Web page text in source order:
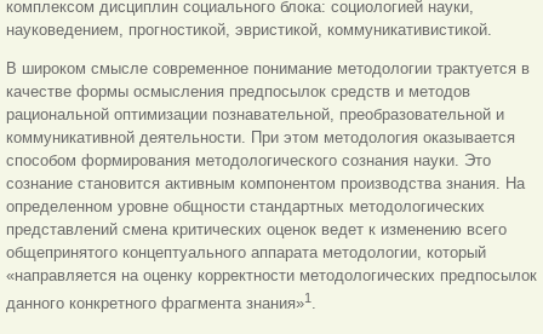
комплексом дисциплин социального блока: социологией науки,
науковедением, прогностикой, эвристикой, коммуникативистикой.
В широком смысле современное понимание методологии трактуется в
качестве формы осмысления предпосылок средств и методов
рациональной оптимизации познавательной, преобразовательной и
коммуникативной деятельности. При этом методология оказывается
способом формирования методологического сознания науки. Это
сознание становится активным компонентом производства знания. На
определенном уровне общности стандартных методологических
представлений смена критических оценок ведет к изменению всего
общепринятого концептуального аппарата методологии, который
«направляется на оценку корректности методологических предпосылок
данного конкретного фрагмента знания»1 .